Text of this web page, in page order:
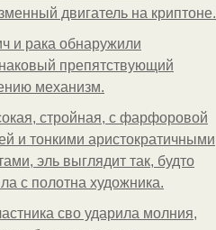
двигатель на криптоне.
и рака обнаружили
препятствующий
механизм.
стройная, с фарфоровой
и тонкими аристократичными
эль выглядит так, будто
с полотна художника.
сво ударила молния,